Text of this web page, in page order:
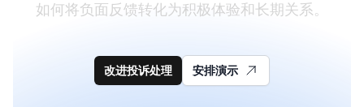
如何将负面反馈转化为积极体验和长期关系。
改进投诉处理 安排演示